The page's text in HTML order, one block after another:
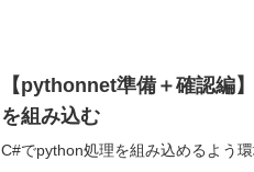
【pythonnet準備＋確認編
を組み込む
C#でpython処理を組み込めるよう